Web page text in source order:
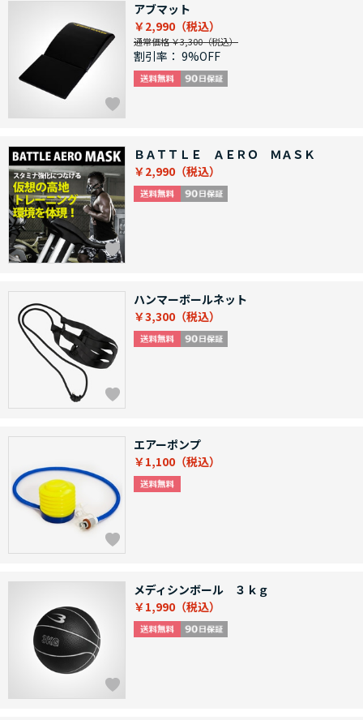
アブマット
￥2,990
通常価格 ￥3,300
割引率： 9%OFF
ＢＡＴＴＬＥ ＡＥＲＯ ＭＡＳＫ
￥2,990
ハンマーボールネット
￥3,300
エアーポンプ
￥1,100
メディシンボール ３ｋｇ
￥1,990